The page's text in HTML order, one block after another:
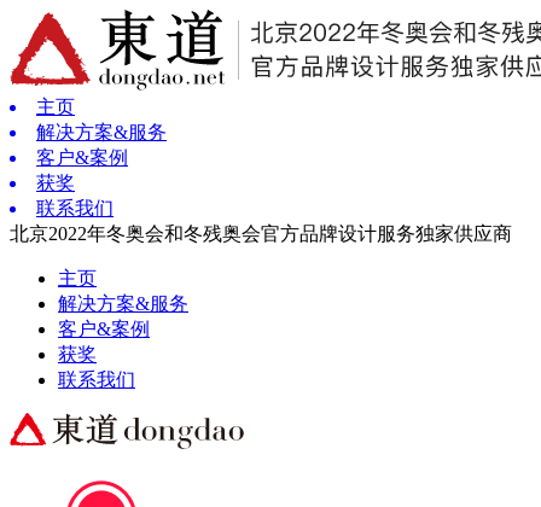
主页
解决方案&服务
客户&案例
获奖
联系我们
北京2022年冬奥会和冬残奥会官方品牌设计服务独家供应商
主页
解决方案&服务
客户&案例
获奖
联系我们